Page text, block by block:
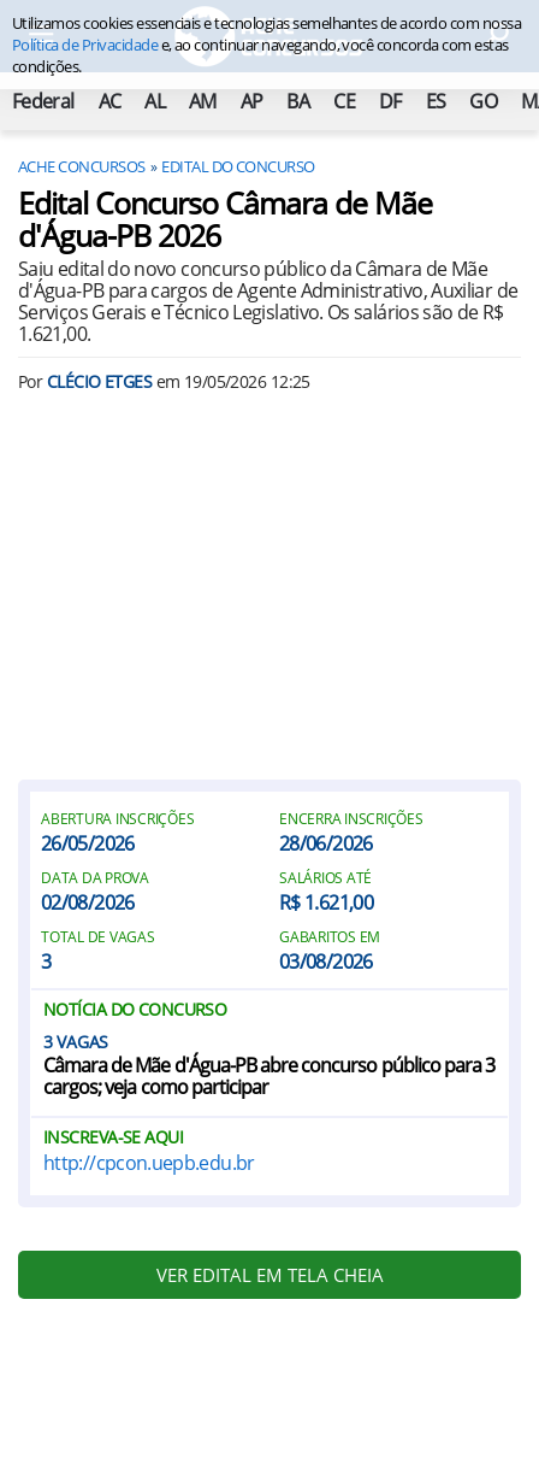
Federal AC AL AM AP BA CE DF ES GO
ACHE CONCURSOS EDITAL DO CONCURSO
Edital Concurso Câmara de Mãe
d'Água-PB 2026
Saiu edital do novo concurso público da Câmara de Mãe
d'Água-PB para cargos de Agente Administrativo, Auxiliar de
Serviços Gerais e Técnico Legislativo. Os salários são de R$
1.621,00.
PorCLÉCIO ETGESem 19/05/2026 12:25
ABERTURA INSCRIÇÕES
26/05/2026
ENCERRA INSCRIÇÕES
28/06/2026
DATA DA PROVA
02/08/2026
SALÁRIOS ATÉ
R$ 1.621,00
TOTAL DE VAGAS
3
GABARITOS EM
03/08/2026
NOTÍCIA DO CONCURSO
3
Câmara de Mãe d'Água-PB abre concurso público para 3
cargos; veja como participar
INSCREVA-SE AQUI
http://cpcon.uepb.edu.br
VER EDITAL EM TELA CHEIA
Utilizamos cookies essenciais e tecnologias semelhantes de acordo com nossa
Política de Privacidadee, ao continuar navegando, você concorda com estas
condições.